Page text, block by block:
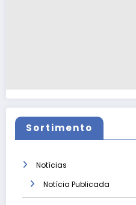
Sortimento
Notícias
Notícia Publicada